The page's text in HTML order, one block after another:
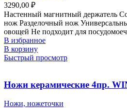
3290,00 ₽
Настенный магнитный держатель
нож Разделочный нож
овощей Не подходит для
В избранное
В корзину
Быстрый просмотр
Ножи керамические 4пр.
Ножи, ножеточки